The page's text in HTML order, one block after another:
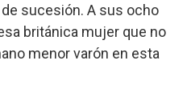
sucesión. A sus ocho
británica mujer que no
menor varón en esta